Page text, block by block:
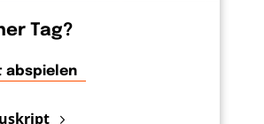
Tag?
abspielen